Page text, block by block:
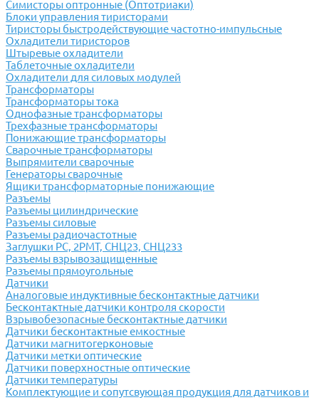
Симисторы оптронные (Оптотриаки)
Блоки управления тиристорами
Тиристоры быстродействующие частотно-импульсные
Охладители тиристоров
Штыревые охладители
Таблеточные охладители
Охладители для силовых модулей
Трансформаторы
Трансформаторы тока
Однофазные трансформаторы
Трехфазные трансформаторы
Понижающие трансформаторы
Сварочные трансформаторы
Выпрямители сварочные
Генераторы сварочные
Ящики трансформаторные понижающие
Разъемы
Разъемы цилиндрические
Разъемы силовые
Разъемы радиочастотные
Заглушки РС, 2РМТ, СНЦ23, СНЦ233
Разъемы взрывозащищенные
Разъемы прямоугольные
Датчики
Аналоговые индуктивные бесконтактные датчики
Бесконтактные датчики контроля скорости
Взрывобезопасные бесконтактные датчики
Датчики бесконтактные емкостные
Датчики магнитогерконовые
Датчики метки оптические
Датчики поверхностные оптические
Датчики температуры
Комплектующие и сопутсвующая продукция для датчиков и